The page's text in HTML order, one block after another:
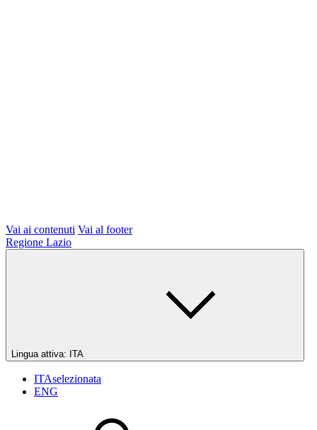
Vai ai contenuti Vai al footer
Regione Lazio
Lingua attiva: ITA
ITAselezionata
ENG